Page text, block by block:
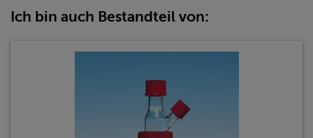
Ich bin auch Bestandteil von: